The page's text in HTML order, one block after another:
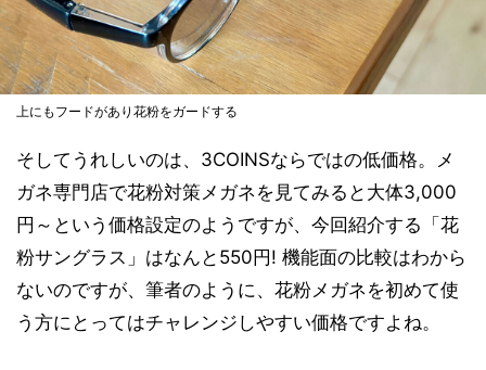
上にもフードがあり花粉をガードする
そしてうれしいのは、3COINSならではの低価格。メ
ガネ専門店で花粉対策メガネを見てみると大体3,000
円～という価格設定のようですが、今回紹介する「花
粉サングラス」はなんと550円! 機能面の比較はわから
ないのですが、筆者のように、花粉メガネを初めて使
う方にとってはチャレンジしやすい価格ですよね。